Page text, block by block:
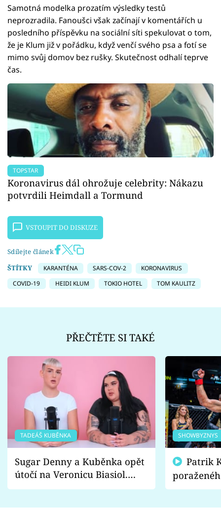
Samotná modelka prozatím výsledky testů
neprozradila. Fanoušci však začínají v komentářích u
posledního příspěvku na sociální síti spekulovat o tom,
že je Klum již v pořádku, když venčí svého psa a fotí se
mimo svůj domov bez rušky. Skutečnost odhalí teprve
čas.
TOPSTAR
Koronavirus dál ohrožuje celebrity: Nákazu
potvrdili Heimdall a Tormund
VSTOUPIT DO DISKUZE
Sdílejte článek
ŠTÍTKY
KARANTÉNA SARS-COV-2
KORONAVIRUS
COVID-19
HEIDI KLUM TOKIO HOTEL TOM KAULITZ
PŘEČTĚTE SI TAKÉ
TADEÁŠ KUBĚNKA
Sugar Denny a Kuběnka opět
útočí na Veronicu Biasiol.
Proč je podle nich falešná a
SHOWBYZNYS
fanoušci